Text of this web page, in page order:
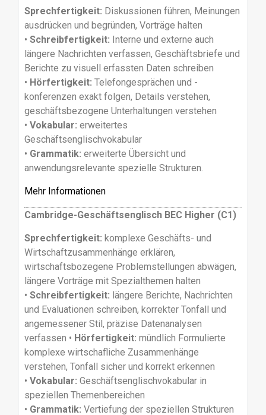
Sprechfertigkeit: Diskussionen führen, Meinungen
ausdrücken und begründen, Vorträge halten
• Schreibfertigkeit: Interne und externe auch
längere Nachrichten verfassen, Geschäftsbriefe und
Berichte zu visuell erfassten Daten schreiben
• Hörfertigkeit: Telefongesprächen und -
konferenzen exakt folgen, Details verstehen,
geschäftsbezogene Unterhaltungen verstehen
• Vokabular: erweitertes
Geschäftsenglischvokabular
• Grammatik: erweiterte Übersicht und
anwendungsrelevante spezielle Strukturen.
Mehr Informationen
Cambridge-Geschäftsenglisch BEC Higher (C1)
Sprechfertigkeit: komplexe Geschäfts- und
Wirtschaftzusammenhänge erklären,
wirtschaftsbozegene Problemstellungen abwägen,
längere Vorträge mit Spezialthemen halten
• Schreibfertigkeit: längere Berichte, Nachrichten
und Evaluationen schreiben, korrekter Tonfall und
angemessener Stil, präzise Datenanalysen
verfassen • Hörfertigkeit: mündlich Formulierte
komplexe wirtschafliche Zusammenhänge
verstehen, Tonfall sicher und korrekt erkennen
• Vokabular: Geschäftsenglischvokabular in
speziellen Themenbereichen
• Grammatik: Vertiefung der speziellen Strukturen